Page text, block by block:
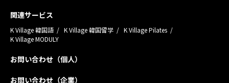
関連サービス
K Village 韓国語 K Village 韓国留学
K Village Pilates
K Village MODULY
お問い合わせ（個人）
お問い合わせ（企業）